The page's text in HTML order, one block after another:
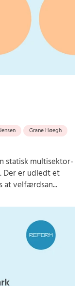
Grane Høegh
statisk multisektor-
Der er udledt et
at velfærdsan...